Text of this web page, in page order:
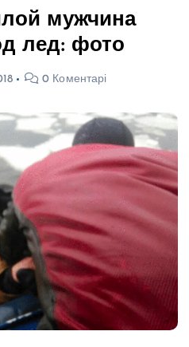
мужчина
лед: фото
0 Коментарі